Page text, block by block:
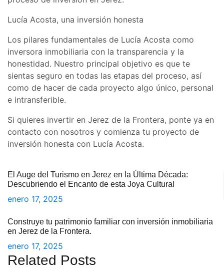
Lucía Acosta, una inversión honesta
Los pilares fundamentales de Lucía Acosta como
inversora inmobiliaria con la transparencia y la
honestidad. Nuestro principal objetivo es que te
sientas seguro en todas las etapas del proceso, así
como de hacer de cada proyecto algo único, personal
e intransferible.
Si quieres invertir en Jerez de la Frontera, ponte ya en
contacto con nosotros y comienza tu proyecto de
inversión honesta con Lucía Acosta.
El Auge del Turismo en Jerez en la Última Década:
Descubriendo el Encanto de esta Joya Cultural
enero 17, 2025
Construye tu patrimonio familiar con inversión inmobiliaria
en Jerez de la Frontera.
enero 17, 2025
Related Posts